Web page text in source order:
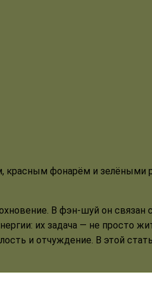
В фэн-шуй он
их задача — не просто
и отчуждение. В этой